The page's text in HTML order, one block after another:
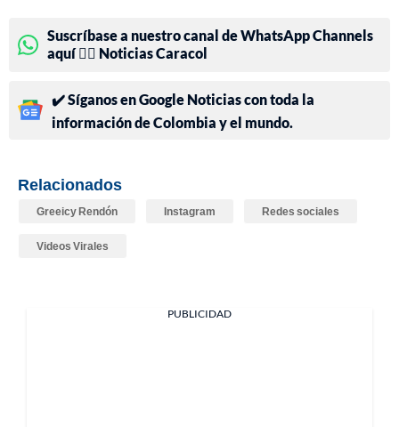
Suscríbase a nuestro canal de WhatsApp Channels
aquí 👉🏻 Noticias Caracol
✔️ Síganos en Google Noticias con toda la
información de Colombia y el mundo.
Relacionados
Greeicy Rendón Instagram Redes sociales
Videos Virales
PUBLICIDAD